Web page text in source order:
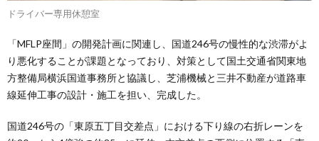
ドライバー専用休憩室
「MFLP座間」の開発計画に関連し、国道246号の慢性的な渋滞がよ
り悪化することが課題となっており、対策として国土交通省関東地
方整備局横浜国道事務所と協議し、芝浦機械と三井不動産が道路車
線延伸工事の設計・施工を担い、完成した。
国道246号の「東原五丁目交差点」における下り線の右折レーンを